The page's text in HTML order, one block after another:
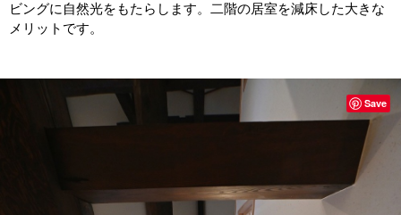
ビングに自然光をもたらします。二階の居室を減床した大きな
メリットです。
Save